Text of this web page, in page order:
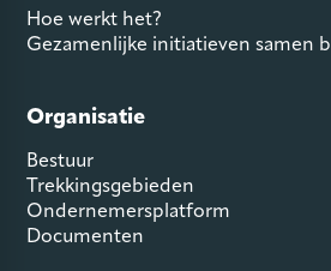
Hoe werkt het?
Gezamenlijke initiatieven samen
Organisatie
Bestuur
Trekkingsgebieden
Ondernemersplatform
Documenten